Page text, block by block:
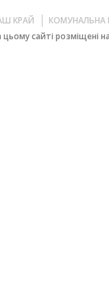
КРАЙ
КОМУНАЛЬНА
цьому сайті розміщені